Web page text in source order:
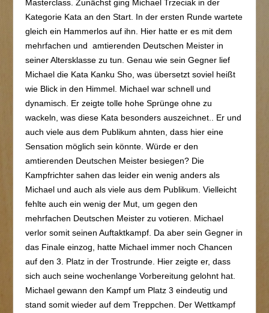
Masterclass. Zunächst ging Michael Trzeciak in der
Kategorie Kata an den Start. In der ersten Runde wartete
gleich ein Hammerlos auf ihn. Hier hatte er es mit dem
mehrfachen und amtierenden Deutschen Meister in
seiner Altersklasse zu tun. Genau wie sein Gegner lief
Michael die Kata Kanku Sho, was übersetzt soviel heißt
wie Blick in den Himmel. Michael war schnell und
dynamisch. Er zeigte tolle hohe Sprünge ohne zu
wackeln, was diese Kata besonders auszeichnet.. Er und
auch viele aus dem Publikum ahnten, dass hier eine
Sensation möglich sein könnte. Würde er den
amtierenden Deutschen Meister besiegen? Die
Kampfrichter sahen das leider ein wenig anders als
Michael und auch als viele aus dem Publikum. Vielleicht
fehlte auch ein wenig der Mut, um gegen den
mehrfachen Deutschen Meister zu votieren. Michael
verlor somit seinen Auftaktkampf. Da aber sein Gegner in
das Finale einzog, hatte Michael immer noch Chancen
auf den 3. Platz in der Trostrunde. Hier zeigte er, dass
sich auch seine wochenlange Vorbereitung gelohnt hat.
Michael gewann den Kampf um Platz 3 eindeutig und
stand somit wieder auf dem Treppchen. Der Wettkampf